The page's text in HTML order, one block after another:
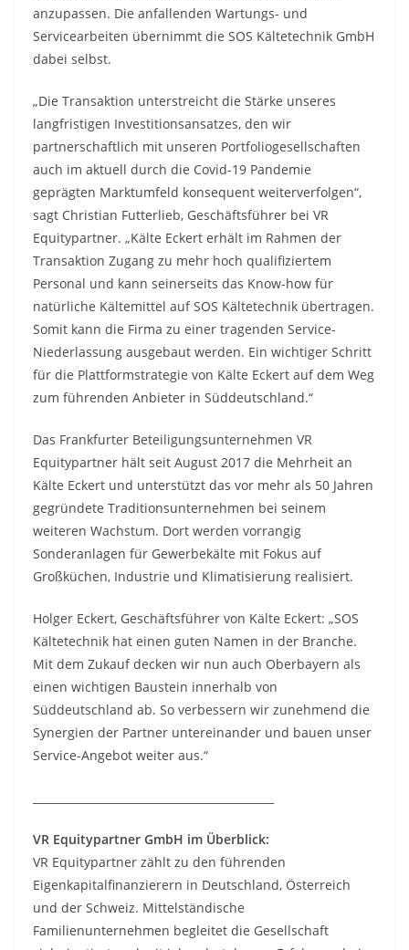
anzupassen. Die anfallenden Wartungs- und
Servicearbeiten übernimmt die SOS Kältetechnik GmbH
dabei selbst.
„Die Transaktion unterstreicht die Stärke unseres
langfristigen Investitionsansatzes, den wir
partnerschaftlich mit unseren Portfoliogesellschaften
auch im aktuell durch die Covid-19 Pandemie
geprägten Marktumfeld konsequent weiterverfolgen“,
sagt Christian Futterlieb, Geschäftsführer bei VR
Equitypartner. „Kälte Eckert erhält im Rahmen der
Transaktion Zugang zu mehr hoch qualifiziertem
Personal und kann seinerseits das Know-how für
natürliche Kältemittel auf SOS Kältetechnik übertragen.
Somit kann die Firma zu einer tragenden Service-
Niederlassung ausgebaut werden. Ein wichtiger Schritt
für die Plattformstrategie von Kälte Eckert auf dem Weg
zum führenden Anbieter in Süddeutschland.“
Das Frankfurter Beteiligungsunternehmen VR
Equitypartner hält seit August 2017 die Mehrheit an
Kälte Eckert und unterstützt das vor mehr als 50 Jahren
gegründete Traditionsunternehmen bei seinem
weiteren Wachstum. Dort werden vorrangig
Sonderanlagen für Gewerbekälte mit Fokus auf
Großküchen, Industrie und Klimatisierung realisiert.
Holger Eckert, Geschäftsführer von Kälte Eckert: „SOS
Kältetechnik hat einen guten Namen in der Branche.
Mit dem Zukauf decken wir nun auch Oberbayern als
einen wichtigen Baustein innerhalb von
Süddeutschland ab. So verbessern wir zunehmend die
Synergien der Partner untereinander und bauen unser
Service-Angebot weiter aus.“
VR Equitypartner GmbH im Überblick:
VR Equitypartner zählt zu den führenden
Eigenkapitalfinanzierern in Deutschland, Österreich
und der Schweiz. Mittelständische
Familienunternehmen begleitet die Gesellschaft